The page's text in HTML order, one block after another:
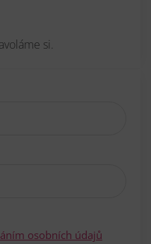
si.
osobních údajů